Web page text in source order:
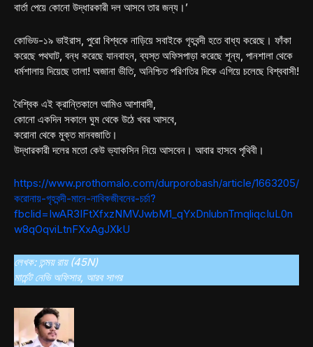
বার্তা পেয়ে কোনো উদ্ধারকারী দল আসবে তার জন্য।’
কোভিড-১৯ ভাইরাস, পুরো বিশ্বকে নাড়িয়ে সবাইকে গৃহবন্দী হতে বাধ্য করেছে। ফাঁকা
করেছে পথঘাট, বন্ধ করেছে যানবাহন, ব্যস্ত অফিসপাড়া করেছে শূন্য, পানশালা থেকে
ধর্মশালায় দিয়েছে তালা! অজানা ভীতি, অনিশ্চিত পরিণতির দিকে এগিয়ে চলেছে বিশ্ববাসী!
বৈশ্বিক এই ক্রান্তিকালে আমিও আশাবাদী,
কোনো একদিন সকালে ঘুম থেকে উঠে খবর আসবে,
করোনা থেকে মুক্ত মানবজাতি।
উদ্ধারকারী দলের মতো কেউ ভ্যাকসিন নিয়ে আসবেন। আবার হাসবে পৃথিবী।
https://www.prothomalo.com/durporobash/article/1663205/
করোনায়-গৃহবন্দী-মানে-নাবিকজীবনের-চর্চা?
fbclid=IwAR3IFtXfxzNMVJwbM1_qYxDnlubnTmqliqcIuL0n
w8qOqviLtnFXxAgJXkU
লেখক: তন্ময় রায় (45N)
মার্চেন্ট নেভি অফিসার, আরব সাগর